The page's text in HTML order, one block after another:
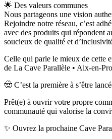
🌟 Des valeurs communes
Nous partageons une vision
Rejoindre notre réseau, c’est
avec des produits qui répondent
soucieux de qualité et
Celle qui parle le mieux de cette
de La Cave Parallèle • Aix-en-
🤠 C’est la première à s’être
Prêt(e) à ouvrir votre propre
communauté qui valorise la
✨ Ouvrez la prochaine Cave